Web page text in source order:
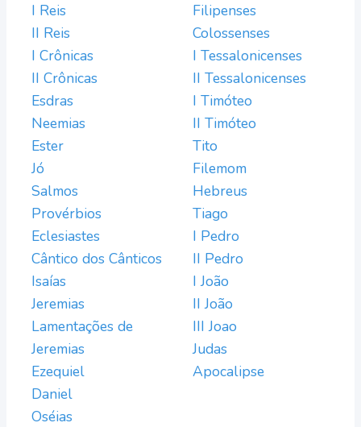
I Reis
II Reis
I Crônicas
II Crônicas
Esdras
Neemias
Ester
Jó
Salmos
Provérbios
Eclesiastes
Cântico dos Cânticos
Isaías
Jeremias
Lamentações de
Jeremias
Ezequiel
Daniel
Oséias
Filipenses
Colossenses
I Tessalonicenses
II Tessalonicenses
I Timóteo
II Timóteo
Tito
Filemom
Hebreus
Tiago
I Pedro
II Pedro
I João
II João
III Joao
Judas
Apocalipse